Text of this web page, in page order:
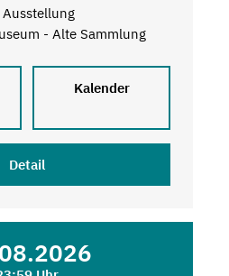
Ausstellung
- Alte Sammlung
Kalender
Detail